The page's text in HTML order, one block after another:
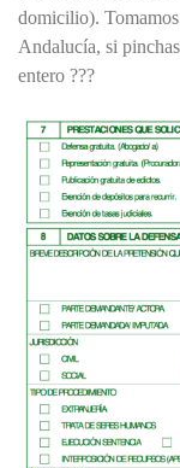
domicilio).
Andalucía, si
entero ???